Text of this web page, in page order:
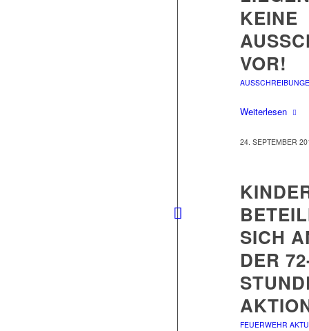
KEINE
VOR!
Weiterlesen
24. SEPTEMBER
SICH
DER
FEUERWEHR